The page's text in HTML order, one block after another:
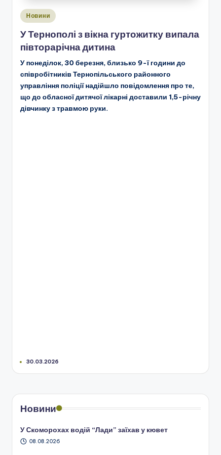
Опубліковано
Новини
У Тернополі з вікна гуртожитку випала
півторарічна дитина
У понеділок, 30 березня, близько 9-ї години до
співробітників Тернопільського районного
управління поліції надійшло повідомлення про те,
що до обласної дитячої лікарні доставили 1,5-річну
дівчинку з травмою руки.
30.03.2026
Новини
У Скоморохах водій “Лади” заїхав у кювет
08.08.2026